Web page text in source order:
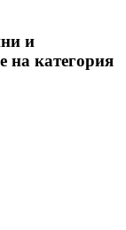
и
на категория